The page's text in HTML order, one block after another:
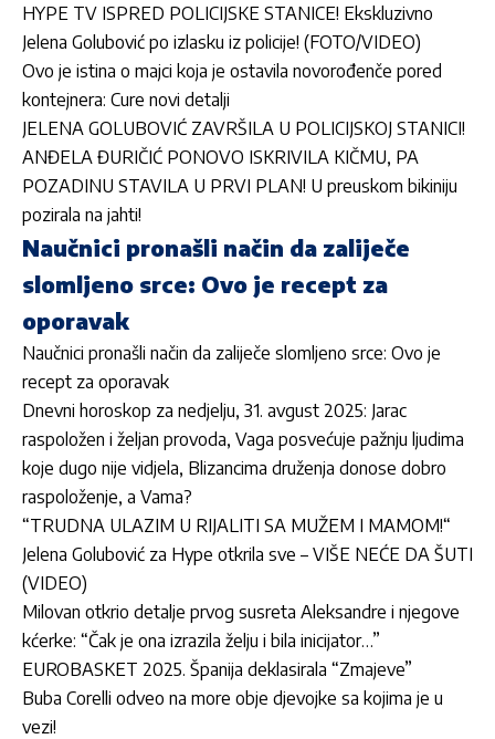
HYPE TV ISPRED POLICIJSKE STANICE! Ekskluzivno
Jelena Golubović po izlasku iz policije! (FOTO/VIDEO)
Ovo je istina o majci koja je ostavila novorođenče pored
kontejnera: Cure novi detalji
JELENA GOLUBOVIĆ ZAVRŠILA U POLICIJSKOJ STANICI!
ANĐELA ĐURIČIĆ PONOVO ISKRIVILA KIČMU, PA
POZADINU STAVILA U PRVI PLAN! U preuskom bikiniju
pozirala na jahti!
Naučnici pronašli način da zaliječe
slomljeno srce: Ovo je recept za
oporavak
Naučnici pronašli način da zaliječe slomljeno srce: Ovo je
recept za oporavak
Dnevni horoskop za nedjelju, 31. avgust 2025: Jarac
raspoložen i željan provoda, Vaga posvećuje pažnju ljudima
koje dugo nije vidjela, Blizancima druženja donose dobro
raspoloženje, a Vama?
“TRUDNA ULAZIM U RIJALITI SA MUŽEM I MAMOM!“
Jelena Golubović za Hype otkrila sve – VIŠE NEĆE DA ŠUTI
(VIDEO)
Milovan otkrio detalje prvog susreta Aleksandre i njegove
kćerke: “Čak je ona izrazila želju i bila inicijator…”
EUROBASKET 2025. Španija deklasirala “Zmajeve”
Buba Corelli odveo na more obje djevojke sa kojima je u
vezi!